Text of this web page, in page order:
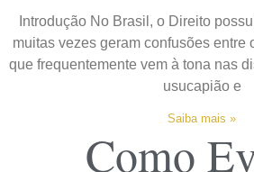
Introdução No Brasil, o Direito
muitas vezes geram confusões entre
que frequentemente vem à tona nas
usucapião e
Saiba mais »
Como